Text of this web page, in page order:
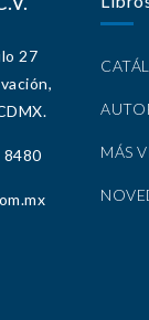
27
8480 MÁS